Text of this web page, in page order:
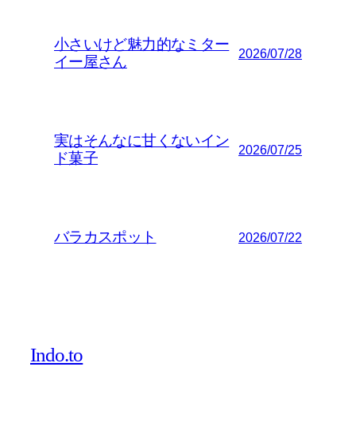
小さいけど魅力的なミター
イー屋さん
2026/07/28
実はそんなに甘くないイン
ド菓子
2026/07/25
バラカスポット 2026/07/22
Indo.to